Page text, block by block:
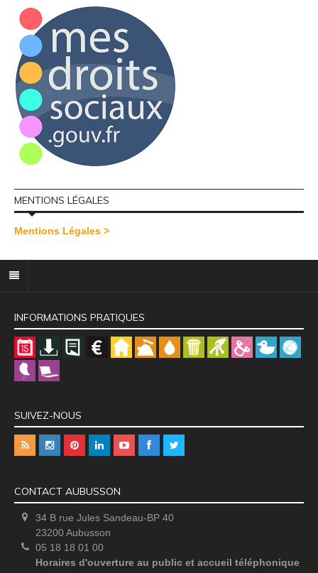
MENTIONS LÉGALES
Mentions Légales >
INFORMATIONS PRATIQUES
SUIVEZ-NOUS
CONTACT AUBUSSON
34 B rue Jules Sandeau-BP 40
23200 Aubusson
05 18 18 01 00
Horaires d'ouverture au public et accueil téléphonique